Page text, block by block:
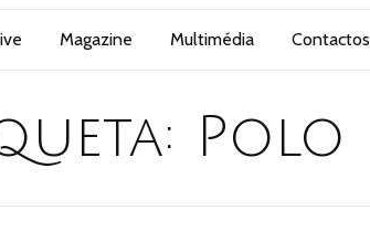
Magazine Multimédia Contactos
Polo